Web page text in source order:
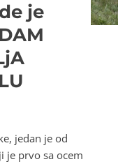
je
jedan je od
je prvo sa ocem